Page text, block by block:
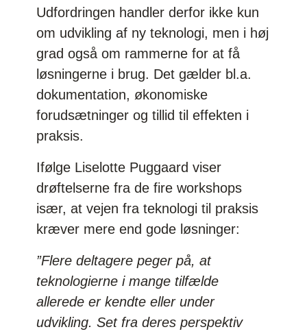
Udfordringen handler derfor ikke kun
om udvikling af ny teknologi, men i høj
grad også om rammerne for at få
løsningerne i brug. Det gælder bl.a.
dokumentation, økonomiske
forudsætninger og tillid til effekten i
praksis.
Ifølge Liselotte Puggaard viser
drøftelserne fra de fire workshops
især, at vejen fra teknologi til praksis
kræver mere end gode løsninger:
”Flere deltagere peger på, at
teknologierne i mange tilfælde
allerede er kendte eller under
udvikling. Set fra deres perspektiv